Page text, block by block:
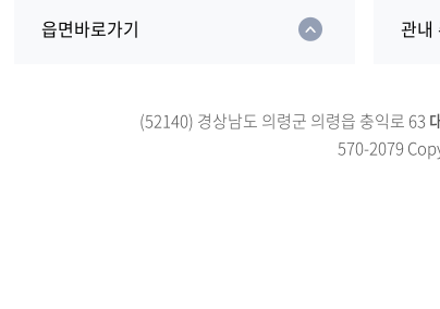
읍면바로가기 관내
(52140) 경상남도 의령군 의령읍 충익로 63
570-2079